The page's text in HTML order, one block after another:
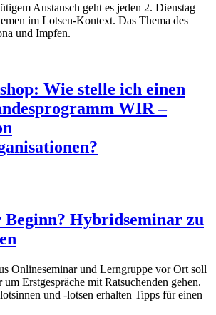
Austausch geht es jeden 2. Dienstag
im Lotsen-Kontext. Das Thema des
und Impfen.
Wie stelle ich einen
WIR –
Hybridseminar zu
Onlineseminar und Lerngruppe vor Ort soll
um Erstgespräche mit Ratsuchenden gehen.
und -lotsen erhalten Tipps für einen